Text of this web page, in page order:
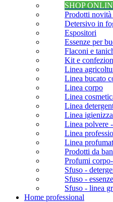
SHOP
Prodotti
Detersivo in
Espositori
Essenze per
Flaconi e
Kit e
Linea
Linea bucato
Linea corpo
Linea
Linea
Linea
Linea polvere
Linea
Linea
Prodotti da
Profumi
Sfuso -
Sfuso -
Sfuso - linea
Home professional